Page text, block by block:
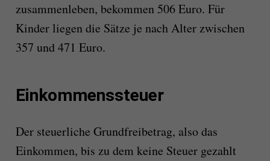
zusammenleben, bekommen 506 Euro. Für
Kinder liegen die Sätze je nach Alter zwischen
357 und 471 Euro.
Einkommenssteuer
Der steuerliche Grundfreibetrag, also das
Einkommen, bis zu dem keine Steuer gezahlt